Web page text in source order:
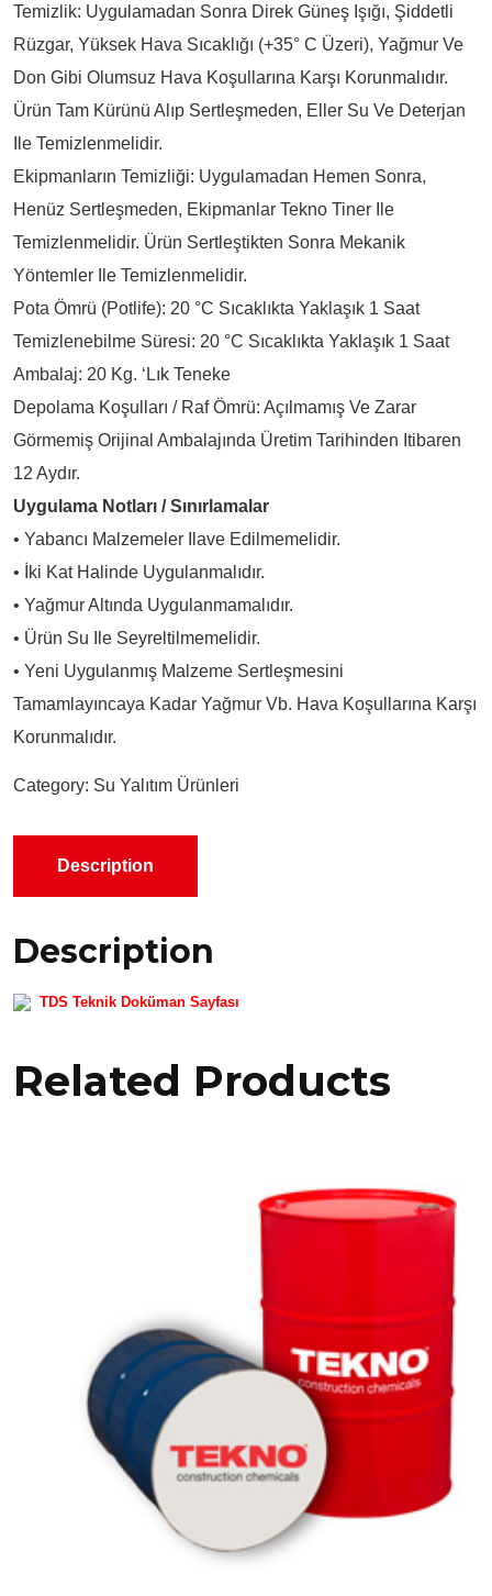
Temizlik: Uygulamadan Sonra Direk Güneş Işığı, Şiddetli
Rüzgar, Yüksek Hava Sıcaklığı (+35° C Üzeri), Yağmur Ve
Don Gibi Olumsuz Hava Koşullarına Karşı Korunmalıdır.
Ürün Tam Kürünü Alıp Sertleşmeden, Eller Su Ve Deterjan
Ile Temizlenmelidir.
Ekipmanların Temizliği: Uygulamadan Hemen Sonra,
Henüz Sertleşmeden, Ekipmanlar Tekno Tiner Ile
Temizlenmelidir. Ürün Sertleştikten Sonra Mekanik
Yöntemler Ile Temizlenmelidir.
Pota Ömrü (Potlife): 20 °C Sıcaklıkta Yaklaşık 1 Saat
Temizlenebilme Süresi: 20 °C Sıcaklıkta Yaklaşık 1 Saat
Ambalaj: 20 Kg. ‘lık Teneke
Depolama Koşulları / Raf Ömrü: Açılmamış Ve Zarar
Görmemiş Orijinal Ambalajında Üretim Tarihinden Itibaren
12 Aydır.
Uygulama Notları / Sınırlamalar
• Yabancı Malzemeler Ilave Edilmemelidir.
• İki Kat Halinde Uygulanmalıdır.
• Yağmur Altında Uygulanmamalıdır.
• Ürün Su Ile Seyreltilmemelidir.
• Yeni Uygulanmış Malzeme Sertleşmesini
Tamamlayıncaya Kadar Yağmur Vb. Hava Koşullarına Karşı
Korunmalıdır.
Category: Su Yalıtım Ürünleri
Description
Description
TDS Teknik Doküman Sayfası
Related Products